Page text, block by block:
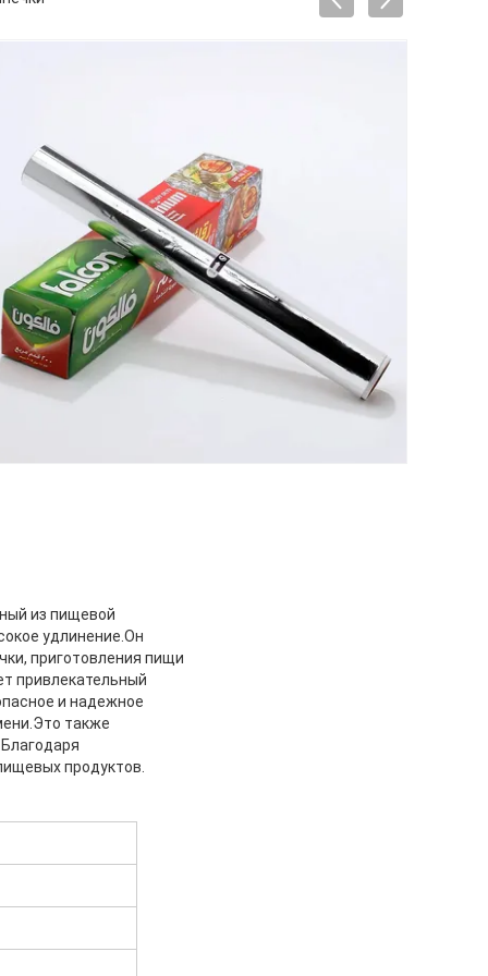
из пищевой
удлинение.Он
приготовления пищи
привлекательный
и надежное
также
продуктов.